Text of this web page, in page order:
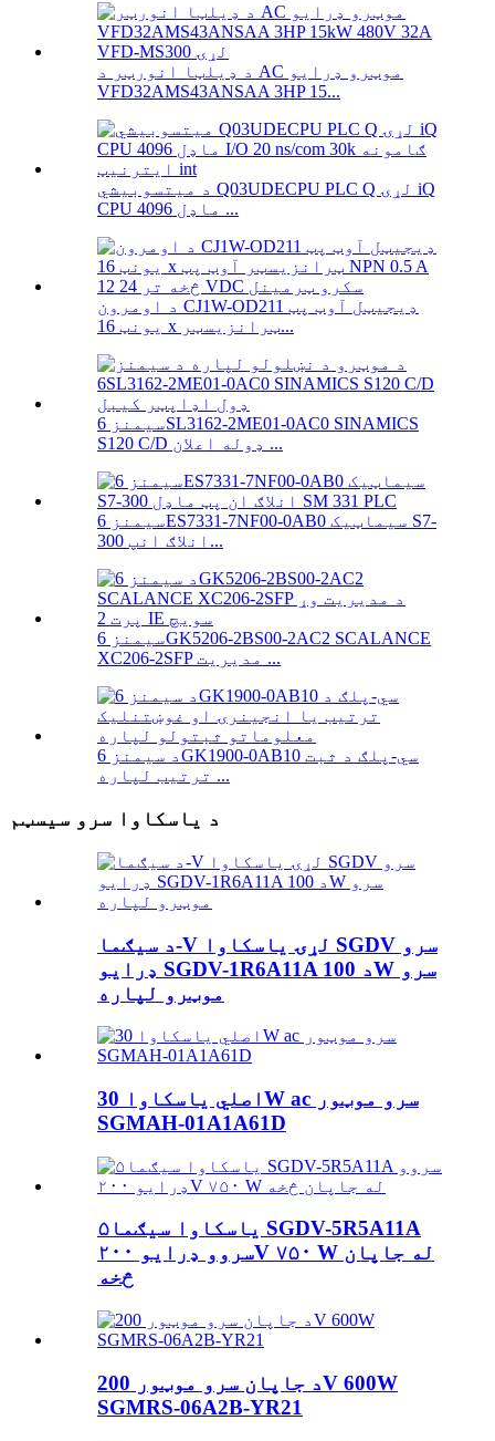
د ډیلټا انورټر د AC موټرو ډرایو
VFD32AMS43ANSAA 3HP 15...
د میتسوبیشي Q03UDECPU PLC Q لړۍ iQ
CPU ماډل 4096 ...
د اومرون CJ1W-OD211 ډیجیټل آوټ پټ
یونټ 16 x ټرانزیسټر...
سیمنز 6SL3162-2ME01-0AC0 SINAMICS
S120 C/D ډوله اعلان ...
سیمنز 6ES7331-7NF00-0AB0 سیماټیک S7-
300 انلاګ انپ...
سیمنز 6GK5206-2BS00-2AC2 SCALANCE
XC206-2SFP مدیریت ...
د سیمنز 6GK1900-0AB10 سي-پلګ د ثبت
ترتیب لپاره ...
د یاسکاوا سرو سیسټم
د سیګما-V لړۍ یاسکاوا SGDV سرو
ډرایو SGDV-1R6A11A د 100W سرو
موټرو لپاره
اصلي یاسکاوا 30W ac سرو موټور
SGMAH-01A1A61D
یاسکاوا سیګما۵ SGDV-5R5A11A
سروو ډرایو ۲۰۰V ۷۵۰ W له جاپان
څخه
د جاپان سرو موټور 200V 600W
SGMRS-06A2B-YR21